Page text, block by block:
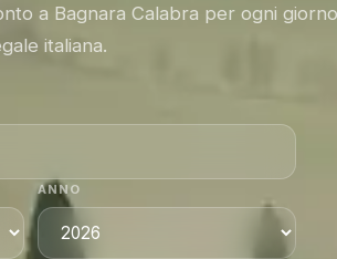
a Bagnara Calabra per ogni
italiana.
ANNO